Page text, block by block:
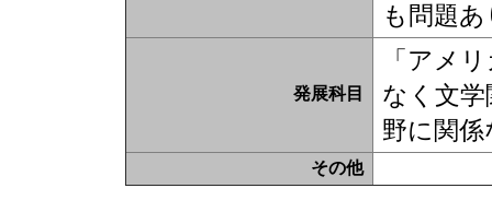
も問題
発展科目
「アメ
なく文学
野に関
その他